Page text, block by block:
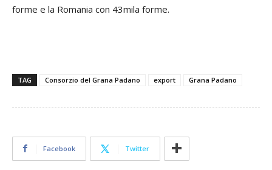
forme e la Romania con 43mila forme.
TAG Consorzio del Grana Padano export Grana Padano
Facebook Twitter